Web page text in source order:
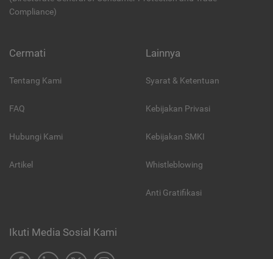
Compliance)
Cermati
Tentang Kami
FAQ
Hubungi Kami
Artikel
Lainnya
Syarat & Ketentuan
Kebijakan Privasi
Kebijakan SMKI
Whistleblowing
Anti Gratifikasi
Ikuti Media Sosial Kami